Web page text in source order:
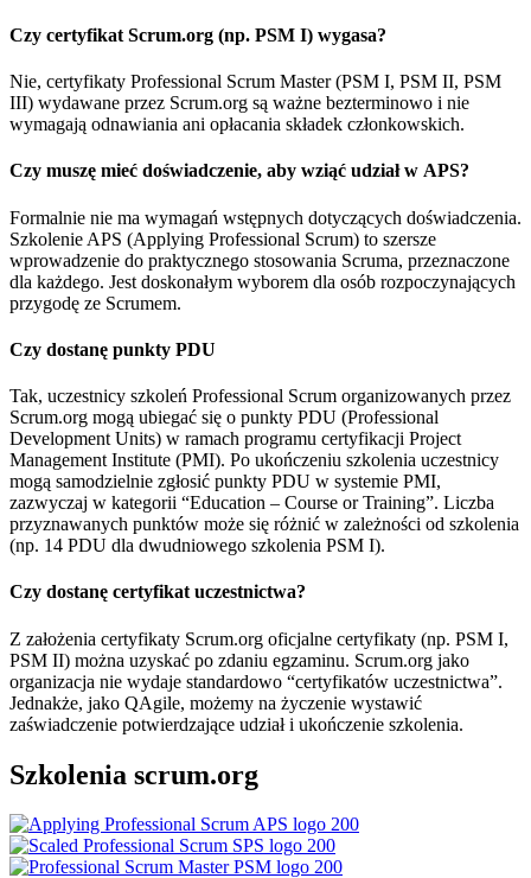
Czy certyfikat Scrum.org (np. PSM I) wygasa?
Nie, certyfikaty Professional Scrum Master (PSM I, PSM II, PSM
III) wydawane przez Scrum.org są ważne bezterminowo i nie
wymagają odnawiania ani opłacania składek członkowskich.
Czy muszę mieć doświadczenie, aby wziąć udział w APS?
Formalnie nie ma wymagań wstępnych dotyczących doświadczenia.
Szkolenie APS (Applying Professional Scrum) to szersze
wprowadzenie do praktycznego stosowania Scruma, przeznaczone
dla każdego. Jest doskonałym wyborem dla osób rozpoczynających
przygodę ze Scrumem.
Czy dostanę punkty PDU
Tak, uczestnicy szkoleń Professional Scrum organizowanych przez
Scrum.org mogą ubiegać się o punkty PDU (Professional
Development Units) w ramach programu certyfikacji Project
Management Institute (PMI). Po ukończeniu szkolenia uczestnicy
mogą samodzielnie zgłosić punkty PDU w systemie PMI,
zazwyczaj w kategorii “Education – Course or Training”. Liczba
przyznawanych punktów może się różnić w zależności od szkolenia
(np. 14 PDU dla dwudniowego szkolenia PSM I).
Czy dostanę certyfikat uczestnictwa?
Z założenia certyfikaty Scrum.org oficjalne certyfikaty (np. PSM I,
PSM II) można uzyskać po zdaniu egzaminu. Scrum.org jako
organizacja nie wydaje standardowo “certyfikatów uczestnictwa”.
Jednakże, jako QAgile, możemy na życzenie wystawić
zaświadczenie potwierdzające udział i ukończenie szkolenia.
Szkolenia scrum.org